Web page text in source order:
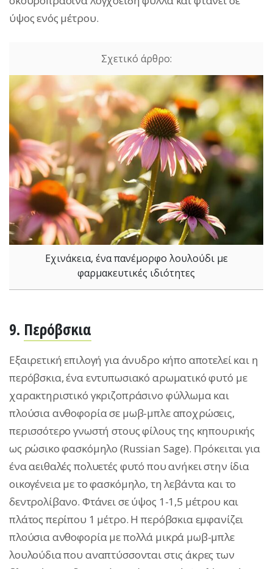
ύψος ενός μέτρου.
Εχινάκεια, ένα πανέμορφο λουλούδι με
φαρμακευτικές ιδιότητες
9. Περόβσκια
Εξαιρετική επιλογή για άνυδρο κήπο αποτελεί και η
περόβσκια, ένα εντυπωσιακό αρωματικό φυτό με
χαρακτηριστικό γκριζοπράσινο φύλλωμα και
πλούσια ανθοφορία σε μωβ-μπλε αποχρώσεις,
περισσότερο γνωστή στους φίλους της κηπουρικής
ως ρώσικο φασκόμηλο (Russian Sage). Πρόκειται για
ένα αειθαλές πολυετές φυτό που ανήκει στην ίδια
οικογένεια με το φασκόμηλο, τη λεβάντα και το
δεντρολίβανο. Φτάνει σε ύψος 1-1,5 μέτρου και
πλάτος περίπου 1 μέτρο. Η περόβσκια εμφανίζει
πλούσια ανθοφορία με πολλά μικρά μωβ-μπλε
λουλούδια που αναπτύσσονται στις άκρες των